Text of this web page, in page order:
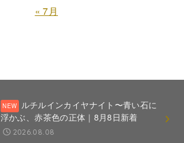
« 7月
ルチルインカイヤナイト〜青い石に
浮かぶ、赤茶色の正体｜8月8日新着
2026.08.08